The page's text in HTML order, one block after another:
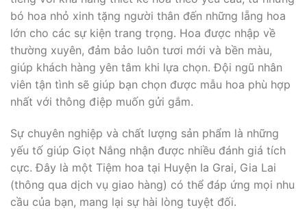
bó hoa nhỏ xinh tặng người thân đến những lẵng hoa
lớn cho các sự kiện trang trọng. Hoa được nhập về
thường xuyên, đảm bảo luôn tươi mới và bền màu,
giúp khách hàng yên tâm khi lựa chọn. Đội ngũ nhân
viên tận tình sẽ giúp bạn chọn được mẫu hoa phù hợp
nhất với thông điệp muốn gửi gắm.
Sự chuyên nghiệp và chất lượng sản phẩm là những
yếu tố giúp Giọt Nắng nhận được nhiều đánh giá tích
cực. Đây là một Tiệm hoa tại Huyện Ia Grai, Gia Lai
(thông qua dịch vụ giao hàng) có thể đáp ứng mọi nhu
cầu của bạn, mang lại sự hài lòng tuyệt đối.